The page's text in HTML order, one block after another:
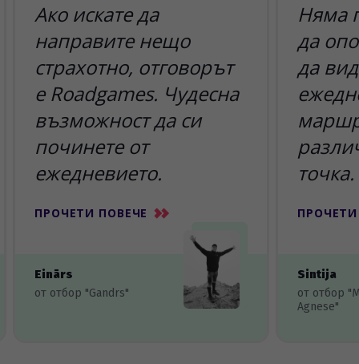
Ако искате да
направите нещо
страхотно, отговорът
е Roadgames. Чудесна
възможност да си
починете от
ежедневието.
ПРОЧЕТИ ПОВЕЧЕ
Einārs
от отбор "Gandrs"
Няма
да
да
точка.
Sintija
от отбор
Agnese"